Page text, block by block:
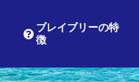
ブレイブリーの特
徴